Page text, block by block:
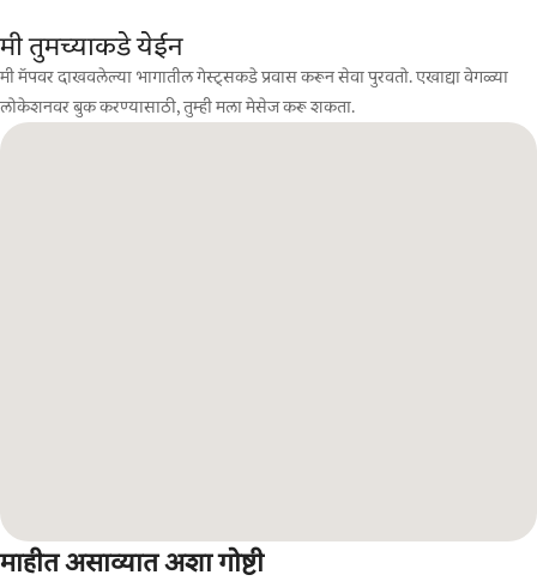
मी तुमच्याकडे येईन
मी मॅपवर दाखवलेल्या भागातील गेस्ट्सकडे प्रवास करून सेवा पुरवतो. एखाद्या वेगळ्या
लोकेशनवर बुक करण्यासाठी, तुम्ही मला मेसेज करू शकता.
माहीत असाव्यात अशा गोष्टी